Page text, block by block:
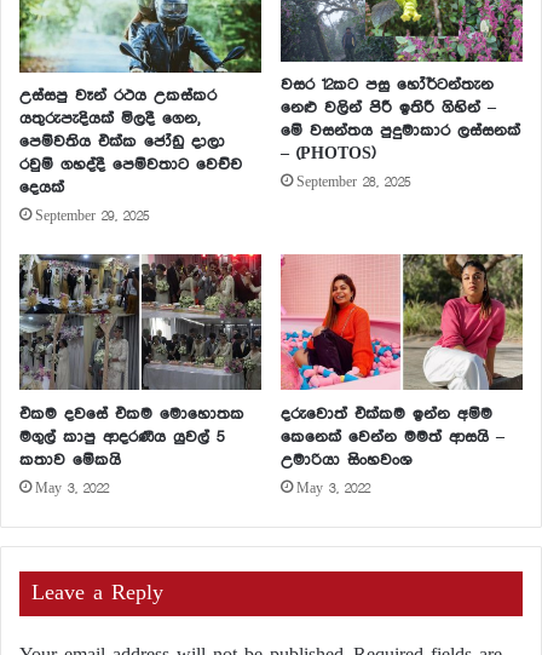
උස්සපු වෑන් රථය උකස්කර
යතුරුපැදියක් මිලදී ගෙන,
පෙම්වතිය එක්ක ජෝඩු දාලා
රවුම් ගහද්දී පෙම්වතාට වෙච්ච
දෙයක්
September 29, 2025
වසර 12කට පසු හෝර්ටන්තැන
නෙළු වලින් පිරී ඉතිරී ගිහින් –
මේ වසන්තය පුදුමාකාර ලස්සනක්
– (PHOTOS)
September 28, 2025
එකම දවසේ එකම මොහොතක
මගුල් කාපු ආදරණීය යුවල් 5
කතාව මේකයි
May 3, 2022
දරුවොත් එක්කම ඉන්න අම්ම
කෙනෙක් වෙන්න මමත් ආසයි –
උමාරියා සිංහවංශ
May 3, 2022
Leave a Reply